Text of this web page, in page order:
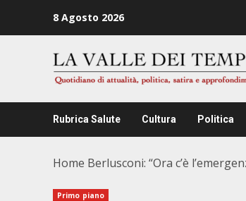
8 Agosto 2026
Rubrica Salute Cultura Politica
Home Berlusconi: “Ora c’è
Primo piano